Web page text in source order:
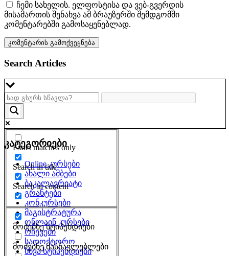
ჩემი სახელის. ელფოსტისა და ვებ-გვერდის
მისამართის შენახვა ამ ბრაუზერში შემდგომში
კომენტარებში გამოსაყენებლად.
Search Articles
Exact matches only
Search in title
Search in content
მოძებნე სტიპენდიები
მოძებნე მასწავლებლები
კატეგორიები
Online კურსები
ახალი ამბები
ბაკალავრიატი
გრანტები
კონკურსები
მაგისტრატურა
ონლაინ კურსები
რჩევები
სადოქტორო
სხვა სტიპენდიები